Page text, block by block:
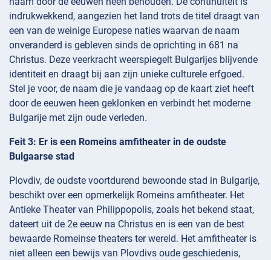
indrukwekkend, aangezien het land trots de titel draagt van
een van de weinige Europese naties waarvan de naam
onveranderd is gebleven sinds de oprichting in 681 na
Christus. Deze veerkracht weerspiegelt Bulgarijes blijvende
identiteit en draagt bij aan zijn unieke culturele erfgoed.
Stel je voor, de naam die je vandaag op de kaart ziet heeft
door de eeuwen heen geklonken en verbindt het moderne
Bulgarije met zijn oude verleden.
Feit 3: Er is een Romeins amfitheater in de oudste
Bulgaarse stad
Plovdiv, de oudste voortdurend bewoonde stad in Bulgarije,
beschikt over een opmerkelijk Romeins amfitheater. Het
Antieke Theater van Philippopolis, zoals het bekend staat,
dateert uit de 2e eeuw na Christus en is een van de best
bewaarde Romeinse theaters ter wereld. Het amfitheater is
niet alleen een bewijs van Plovdivs oude geschiedenis,